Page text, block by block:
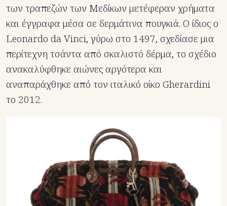
των τραπεζών των Μεδίκων μετέφεραν χρήματα
και έγγραφα μέσα σε δερμάτινα πουγκιά. Ο ίδιος ο
Leonardo da Vinci, γύρω στο 1497, σχεδίασε μια
περίτεχνη τσάντα από σκαλιστό δέρμα, το σχέδιο
ανακαλύφθηκε αιώνες αργότερα και
αναπαράχθηκε από τον ιταλικό οίκο Gherardini
το 2012.